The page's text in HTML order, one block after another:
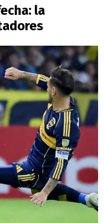
la